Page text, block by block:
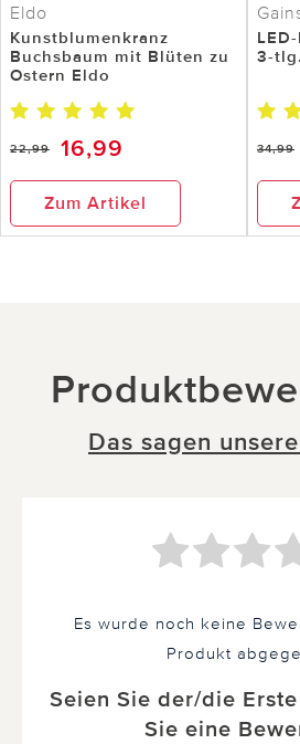
Eldo
Kunstblumenkranz
Buchsbaum mit Blüten zu
Ostern Eldo
22,99 16,99
Zum Artikel
3-
34,99
Das sagen
Es wurde noch keine
Produkt
Seien Sie der/die
Sie eine